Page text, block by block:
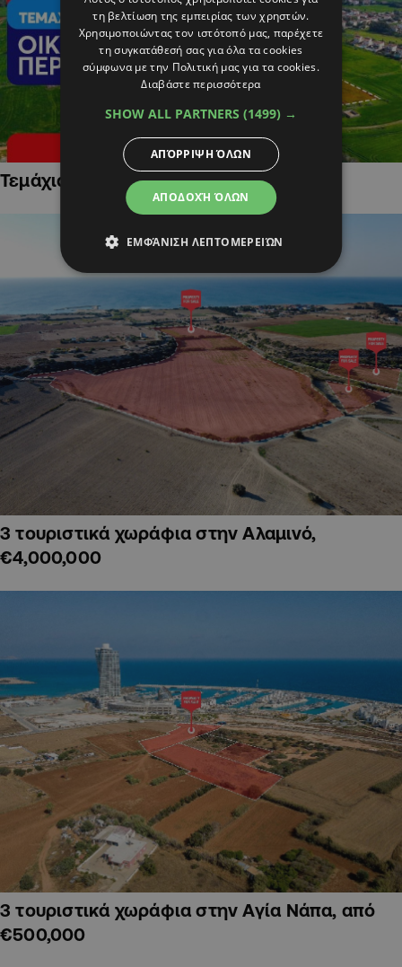
Τεμάχια Γης σε Οικιστικές Περιοχές
3 τουριστικά χωράφια στην Αλαμινό,
€4,000,000
3 τουριστικά χωράφια στην Αγία Νάπα, από
€500,000
τη βελτίωση της εμπειρίας των χρηστών.
Χρησιμοποιώντας τον ιστότοπό μας, παρέχετε
τη συγκατάθεσή σας για όλα τα cookies
σύμφωνα με την Πολιτική μας για τα cookies.
Διαβάστε περισσότερα
SHOW ALL PARTNERS (1499) →
ΑΠΟΔΟΧΉ ΌΛΩΝ
ΑΠΌΡΡΙΨΗ ΌΛΩΝ
ΕΜΦΆΝΙΣΗ ΛΕΠΤΟΜΕΡΕΙΏΝ